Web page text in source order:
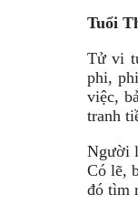
Tuổi
Tử vi
phi,
việc,
tranh
Người
Có lẽ,
đó tìm